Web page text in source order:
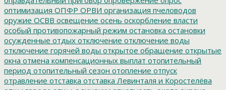
оптимизация ОПФР ОРВИ организация пчеловодов
оружие ОСВВ освещение осень оскорбление власти
особый противопожарный режим остановка остановки
осужденные отдых отключение отключение воды
отключение горячей воды открытое обращение открытые
окна отмена компенсационных выплат отопительный
период отопительный сезон отопление отпуск
отравление отставка отставка Левинталя и Коростелёва